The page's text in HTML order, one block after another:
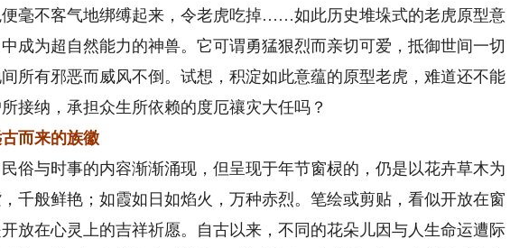
毫不客气地绑缚起来，令老虎吃掉……如此历史堆垛式的老虎原型意
成为超自然能力的神兽。它可谓勇猛狠烈而亲切可爱，抵御世间一切
所有邪恶而威风不倒。试想，积淀如此意蕴的原型老虎，难道还不能
接纳，承担众生所依赖的度厄禳灾大任吗？
而来的族徽
与时事的内容渐渐涌现，但呈现于年节窗棂的，仍是以花卉草木为
千般鲜艳；如霞如日如焰火，万种赤烈。笔绘或剪贴，看似开放在窗
放在心灵上的吉祥祈愿。自古以来，不同的花朵儿因与人生命运遭际